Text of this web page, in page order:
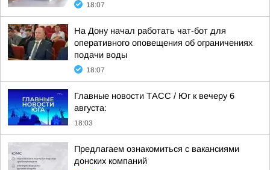
18:07
На Дону начал работать чат-бот для
оперативного оповещения об ограничениях
подачи воды
18:07
Главные новости ТАСС / Юг к вечеру 6
августа:
18:03
Предлагаем ознакомиться с вакансиями
донских компаний